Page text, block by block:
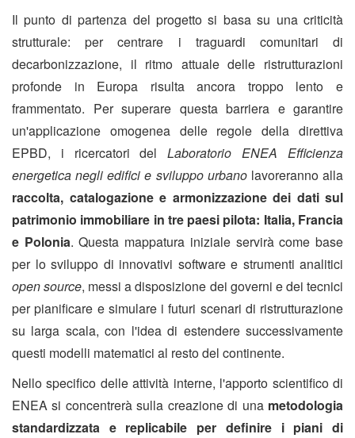
Il punto di partenza del progetto si basa su una criticità
strutturale: per centrare i traguardi comunitari di
decarbonizzazione, il ritmo attuale delle ristrutturazioni
profonde in Europa risulta ancora troppo lento e
frammentato. Per superare questa barriera e garantire
un'applicazione omogenea delle regole della direttiva
EPBD, i ricercatori delLaboratorio ENEA Efficienza
energetica negli edifici e sviluppo urbanolavoreranno alla
raccolta, catalogazione e armonizzazione dei dati sul
patrimonio immobiliare in tre paesi pilota: Italia, Francia
e Polonia. Questa mappatura iniziale servirà come base
per lo sviluppo di innovativi software e strumenti analitici
open source, messi a disposizione dei governi e dei tecnici
per pianificare e simulare i futuri scenari di ristrutturazione
su larga scala, con l'idea di estendere successivamente
questi modelli matematici al resto del continente.
Nello specifico delle attività interne, l'apporto scientifico di
ENEA si concentrerà sulla creazione di una metodologia
standardizzata e replicabile per definire i piani di